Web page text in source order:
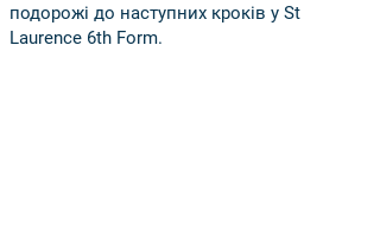
подорожі до наступних кроків у St
Laurence 6th Form.